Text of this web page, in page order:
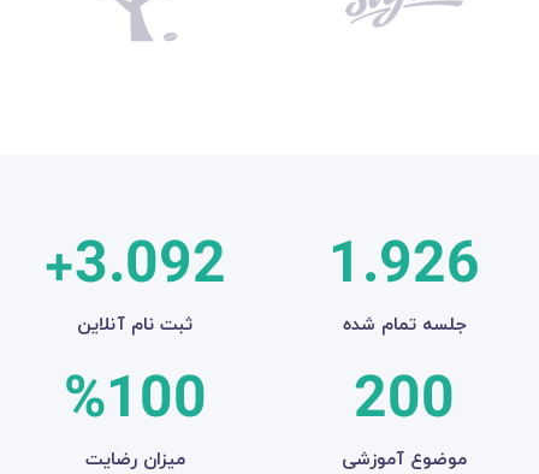
1.926
جلسه تمام شده
3.092
+
ثبت نام آنلاین
200
موضوع آموزشی
100
%
میزان رضایت